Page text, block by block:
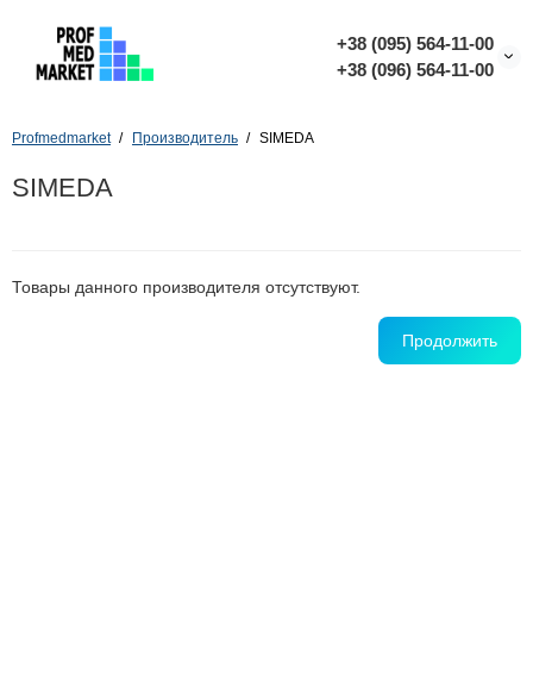
+38 (095) 564-11-00
+38 (096) 564-11-00
Profmedmarket Производитель SIMEDA
SIMEDA
Товары данного производителя отсутствуют.
Продолжить